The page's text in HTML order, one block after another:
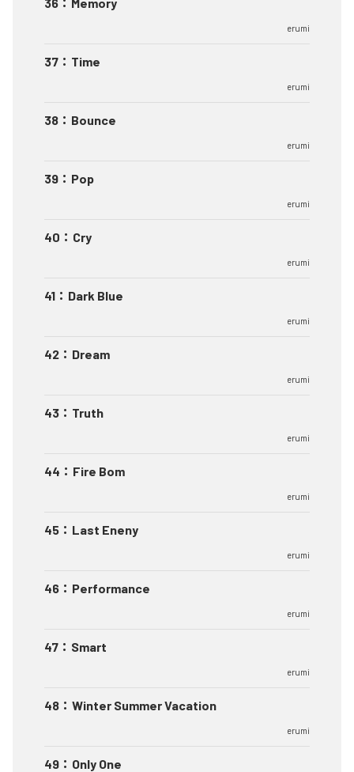
erumi
37 ： Time
erumi
38 ： Bounce
erumi
39 ： Pop
erumi
40 ： Cry
erumi
41 ： Dark Blue
erumi
42 ： Dream
erumi
43 ： Truth
erumi
44 ： Fire Bom
erumi
45 ： Last Eneny
erumi
46 ： Performance
erumi
47 ： Smart
erumi
48 ： Winter Summer Vacation
erumi
49 ： Only One